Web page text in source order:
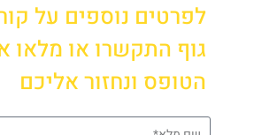
לפרטים נוספים על
גוף התקשרו או מלאו
הטופס ונחזור אליכם